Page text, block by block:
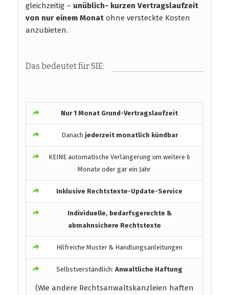
gleichzeitig – unüblich- kurzen Vertragslaufzeit
von nur einem Monat ohne versteckte Kosten
anzubieten.
Das bedeutet für SIE:
Nur 1 Monat Grund-Vertragslaufzeit
Danach jederzeit monatlich kündbar
KEINE automatische Verlängerung um weitere 6
Monate oder gar ein Jahr
Inklusive Rechtstexte-Update-Service
Individuelle, bedarfsgerechte &
abmahnsichere Rechtstexte
Hilfreiche Muster & Handlungsanleitungen
Selbstverständlich:Anwaltliche Haftung
(Wie andere Rechtsanwaltskanzleien haften